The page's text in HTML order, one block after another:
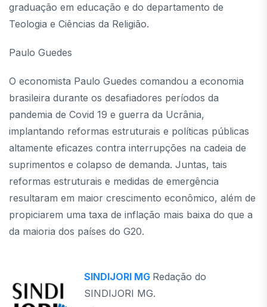
graduação em educação e do departamento de
Teologia e Ciências da Religião.
Paulo Guedes
O economista Paulo Guedes comandou a economia
brasileira durante os desafiadores períodos da
pandemia de Covid 19 e guerra da Ucrânia,
implantando reformas estruturais e políticas públicas
altamente eficazes contra interrupções na cadeia de
suprimentos e colapso de demanda. Juntas, tais
reformas estruturais e medidas de emergência
resultaram em maior crescimento econômico, além de
propiciarem uma taxa de inflação mais baixa do que a
da maioria dos países do G20.
SINDIJORI MG Redação do
SINDIJORI MG.